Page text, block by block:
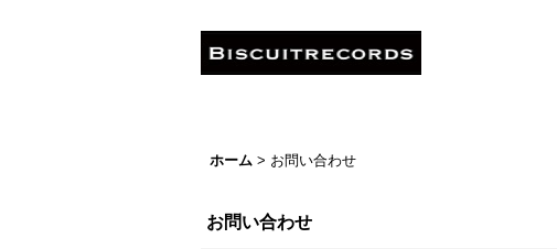
ホーム > お問い合わせ
お問い合わせ